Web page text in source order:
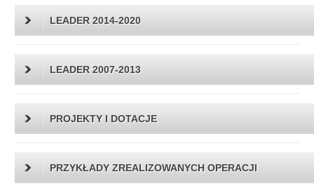
LEADER 2014-2020
LEADER 2007-2013
PROJEKTY I DOTACJE
PRZYKŁADY ZREALIZOWANYCH OPERACJI